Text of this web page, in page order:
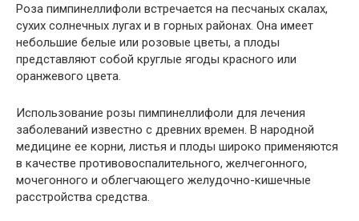
Роза пимпинеллифоли встречается на песчаных скалах,
сухих солнечных лугах и в горных районах. Она имеет
небольшие белые или розовые цветы, а плоды
представляют собой круглые ягоды красного или
оранжевого цвета.
Использование розы пимпинеллифоли для лечения
заболеваний известно с древних времен. В народной
медицине ее корни, листья и плоды широко применяются
в качестве противовоспалительного, желчегонного,
мочегонного и облегчающего желудочно-кишечные
расстройства средства.